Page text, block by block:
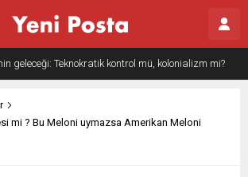
geleceği: Teknokratik kontrol mü, kolonializm mi?
mi ? Bu Meloni uymazsa Amerikan Meloni